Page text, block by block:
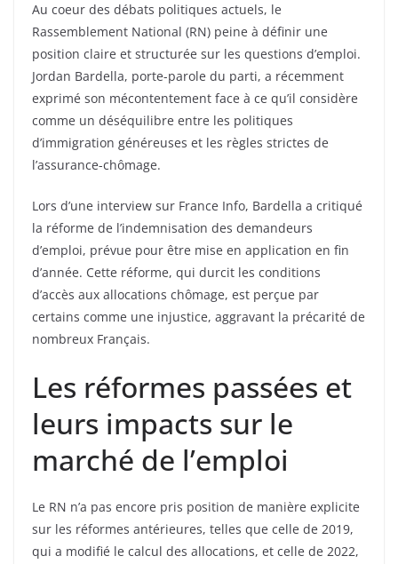
Au coeur des débats politiques actuels, le
Rassemblement National (RN) peine à définir une
position claire et structurée sur les questions d’emploi.
Jordan Bardella, porte-parole du parti, a récemment
exprimé son mécontentement face à ce qu’il considère
comme un déséquilibre entre les politiques
d’immigration généreuses et les règles strictes de
l’assurance-chômage.
Lors d’une interview sur France Info, Bardella a critiqué
la réforme de l’indemnisation des demandeurs
d’emploi, prévue pour être mise en application en fin
d’année. Cette réforme, qui durcit les conditions
d’accès aux allocations chômage, est perçue par
certains comme une injustice, aggravant la précarité de
nombreux Français.
Les réformes passées et
leurs impacts sur le
marché de l’emploi
Le RN n’a pas encore pris position de manière explicite
sur les réformes antérieures, telles que celle de 2019,
qui a modifié le calcul des allocations, et celle de 2022,